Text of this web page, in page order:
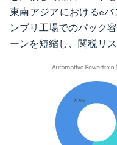
東南アジアにおけるe
ンブリ工場でのパック
ーンを短縮し、関税リ